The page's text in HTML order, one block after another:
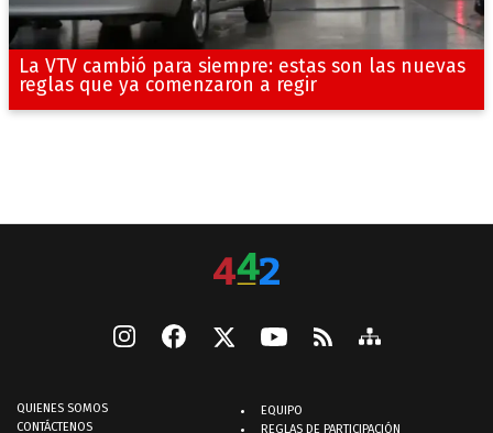
La VTV cambió para siempre: estas son las nuevas
reglas que ya comenzaron a regir
QUIENES SOMOS
CONTÁCTENOS
EQUIPO
REGLAS DE PARTICIPACIÓN